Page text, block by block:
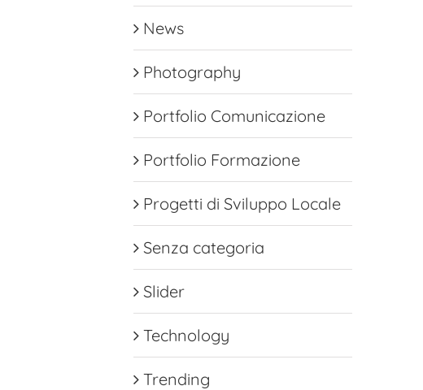
News
Photography
Portfolio Comunicazione
Portfolio Formazione
Progetti di Sviluppo Locale
Senza categoria
Slider
Technology
Trending